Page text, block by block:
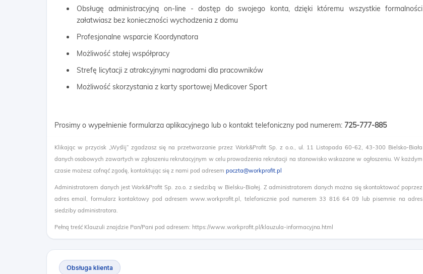
Obsługę administracyjną on-line - dostęp do swojego konta, dzięki któremu wszystkie formalności
załatwiasz bez konieczności wychodzenia z domu
Profesjonalne wsparcie Koordynatora
Możliwość stałej współpracy
Strefę licytacji z atrakcyjnymi nagrodami dla pracowników
Możliwość skorzystania z karty sportowej Medicover Sport
Prosimy o wypełnienie formularza aplikacyjnego lub o kontakt telefoniczny pod numerem: 725-777-885​
Klikając w przycisk „Wyślij” zgadzasz się na przetwarzanie przez Work&Profit Sp. z o.o., ul. 11 Listopada 60-62, 43-300 Bielsko-Biała
danych osobowych zawartych w zgłoszeniu rekrutacyjnym w celu prowadzenia rekrutacji na stanowisko wskazane w ogłoszeniu. W każdym
czasie możesz cofnąć zgodę, kontaktując się z nami pod adresem poczta@workprofit.pl
Administratorem danych jest Work&Profit Sp. zo.o. z siedzibą w Bielsku-Białej. Z administratorem danych można się skontaktować poprzez
adres email, formularz kontaktowy pod adresem www.workprofit.pl, telefonicznie pod numerem 33 816 64 09 lub pisemnie na adres
siedziby administratora.
Pełną treść Klauzuli znajdzie Pan/Pani pod adresem: https://www.workprofit.pl/klauzula-informacyjna.html
Obsługa klienta